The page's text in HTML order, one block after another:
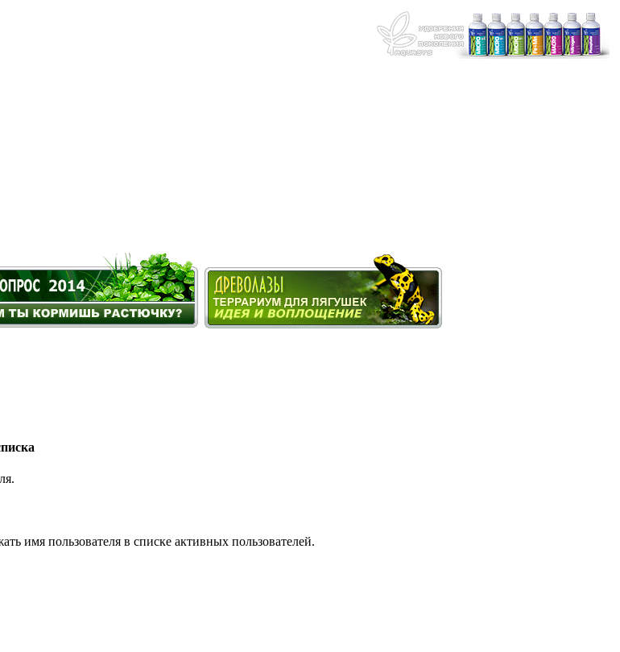
имя пользователя в списке активных пользователей.